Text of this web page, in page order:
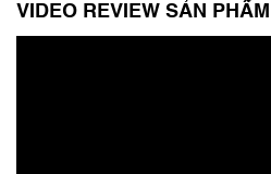
VIDEO REVIEW SẢN PHẨM